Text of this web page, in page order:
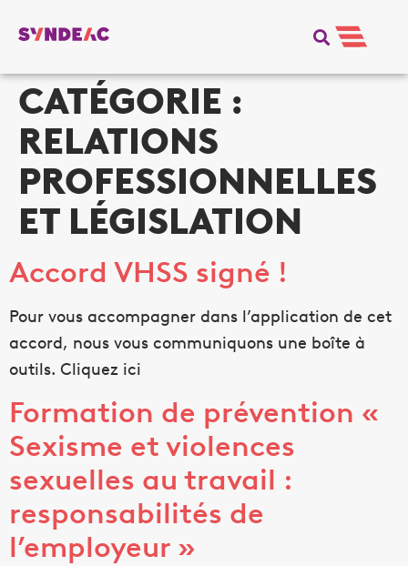
CATÉGORIE :
RELATIONS
PROFESSIONNELLES
ET LÉGISLATION
Accord VHSS signé !
Pour vous accompagner dans l’application de cet
accord, nous vous communiquons une boîte à
outils. Cliquez ici
Formation de prévention «
Sexisme et violences
sexuelles au travail :
responsabilités de
l’employeur »